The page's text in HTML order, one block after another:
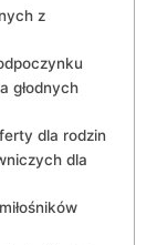
z
głodnych
dla rodzin
dla